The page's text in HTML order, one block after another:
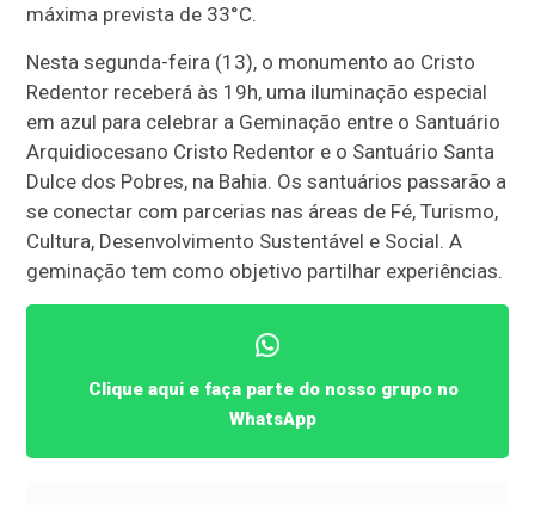
máxima prevista de 33°C.
Nesta segunda-feira (13), o monumento ao Cristo
Redentor receberá às 19h, uma iluminação especial
em azul para celebrar a Geminação entre o Santuário
Arquidiocesano Cristo Redentor e o Santuário Santa
Dulce dos Pobres, na Bahia. Os santuários passarão a
se conectar com parcerias nas áreas de Fé, Turismo,
Cultura, Desenvolvimento Sustentável e Social. A
geminação tem como objetivo partilhar experiências.
Clique aqui e faça parte do nosso grupo no
WhatsApp